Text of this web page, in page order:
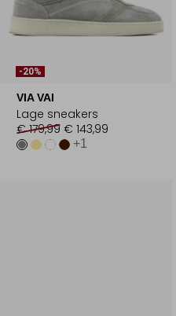
-20%
VIA VAI
Lage sneakers
€ 179,99 € 143,99
+1